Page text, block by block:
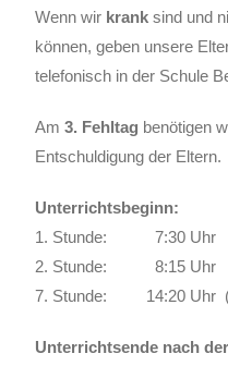
Wenn wir krank sind und
können, geben unsere
telefonisch in der Schule
Am3. Fehltag benötigen
Entschuldigung der Eltern.
Unterrichtsbeginn:
1. Stunde: 7:30 Uhr
2. Stunde: 8:15 Uhr
7. Stunde: 14:20 Uhr
Unterrichtsende nach